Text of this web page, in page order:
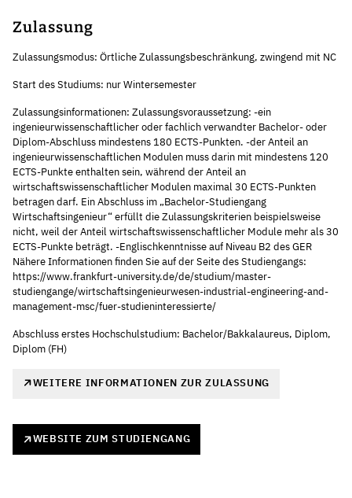
Zulassung
Zulassungsmodus: Örtliche Zulassungsbeschränkung, zwingend mit NC
Start des Studiums: nur Wintersemester
Zulassungsinformationen: Zulassungsvoraussetzung: -ein
ingenieurwissenschaftlicher oder fachlich verwandter Bachelor- oder
Diplom-Abschluss mindestens 180 ECTS-Punkten. -der Anteil an
ingenieurwissenschaftlichen Modulen muss darin mit mindestens 120
ECTS-Punkte enthalten sein, während der Anteil an
wirtschaftswissenschaftlicher Modulen maximal 30 ECTS-Punkten
betragen darf. Ein Abschluss im „Bachelor-Studiengang
Wirtschaftsingenieur“ erfüllt die Zulassungskriterien beispielsweise
nicht, weil der Anteil wirtschaftswissenschaftlicher Module mehr als 30
ECTS-Punkte beträgt. -Englischkenntnisse auf Niveau B2 des GER
Nähere Informationen finden Sie auf der Seite des Studiengangs:
https://www.frankfurt-university.de/de/studium/master-
studiengange/wirtschaftsingenieurwesen-industrial-engineering-and-
management-msc/fuer-studieninteressierte/
Abschluss erstes Hochschulstudium: Bachelor/Bakkalaureus, Diplom,
Diplom (FH)
WEITERE INFORMATIONEN ZUR ZULASSUNG
WEBSITE ZUM STUDIENGANG